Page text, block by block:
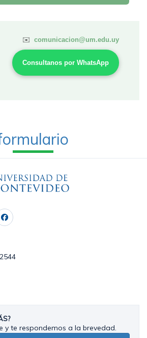
✉️ comunicacion@um.edu.uy
Consultanos por WhatsApp
y te respondemos a la brevedad.